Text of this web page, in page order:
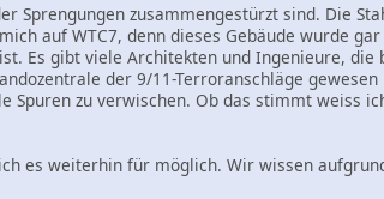
Sprengungen zusammengestürzt sind. Die
auf WTC7, denn dieses Gebäude wurde
Es gibt viele Architekten und Ingenieure, die
der 9/11-Terroranschläge gewesen
Spuren zu verwischen. Ob das stimmt weiss
es weiterhin für möglich. Wir wissen